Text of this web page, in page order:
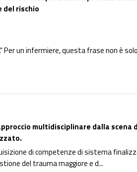
rischio
un infermiere, questa frase non è
multidisciplinare dalla
di competenze di sistema
del trauma maggiore e d...